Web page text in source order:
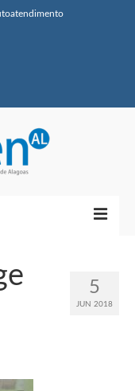
5
JUN 2018